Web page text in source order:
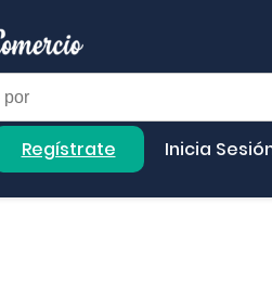
Regístrate Inicia